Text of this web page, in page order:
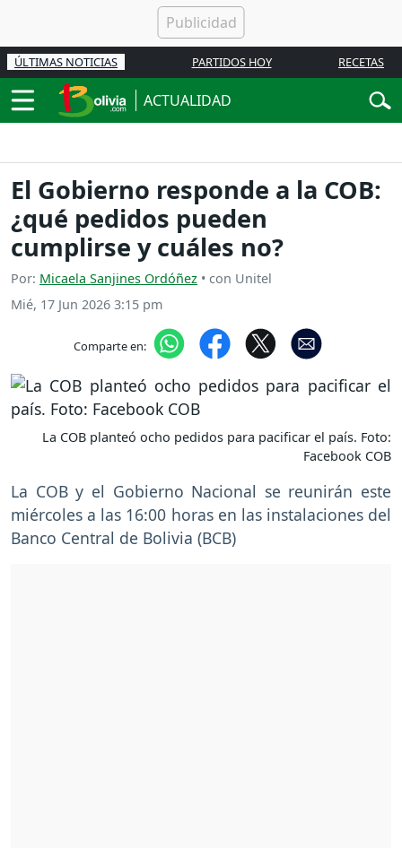
ÚLTIMAS NOTICIAS PARTIDOS HOY RECETAS
ACTUALIDAD
El Gobierno responde a la COB:
¿qué pedidos pueden
cumplirse y cuáles no?
Por: Micaela Sanjines Ordóñez • con Unitel
Mié, 17 Jun 2026 3:15 pm
Comparte en:
La COB planteó ocho pedidos para pacificar el país. Foto:
Facebook COB
La COB y el Gobierno Nacional se reunirán este
miércoles a las 16:00 horas en las instalaciones del
Banco Central de Bolivia (BCB)